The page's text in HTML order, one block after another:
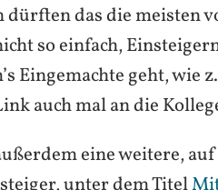
dürften das die meisten
so einfach,
Eingemachte geht, wie
auch mal an die
eine weitere,
unter dem Titel